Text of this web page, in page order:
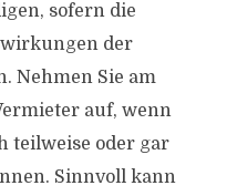
sofern die
der
Nehmen Sie am
auf, wenn
teilweise oder gar
Sinnvoll kann